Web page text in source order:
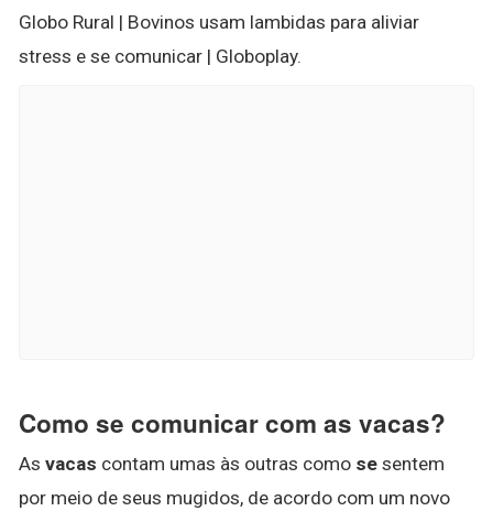
Globo Rural | Bovinos usam lambidas para aliviar
stress e se comunicar | Globoplay.
Como se comunicar com as vacas?
As vacas contam umas às outras como se sentem
por meio de seus mugidos, de acordo com um novo